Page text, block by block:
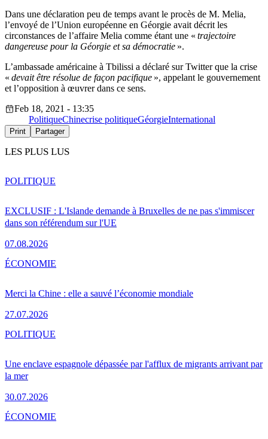
Dans une déclaration peu de temps avant le procès de M. Melia,
l’envoyé de l’Union européenne en Géorgie avait décrit les
circonstances de l’affaire Melia comme étant une « trajectoire
dangereuse pour la Géorgie et sa démocratie ».
L’ambassade américaine à Tbilissi a déclaré sur Twitter que la crise
« devait être résolue de façon pacifique », appelant le gouvernement
et l’opposition à œuvrer dans ce sens.
Feb 18, 2021 - 13:35
PolitiqueChinecrise politiqueGéorgieInternational
Print Partager
LES PLUS LUS
EXCLUSIF : L'Islande demande à Bruxelles de ne pas s'immiscer
dans son référendum sur l'UE
07.08.2026
POLITIQUE
Merci la Chine : elle a sauvé l’économie mondiale
27.07.2026
ÉCONOMIE
Une enclave espagnole dépassée par l'afflux de migrants arrivant par
la mer
30.07.2026
POLITIQUE
ÉCONOMIE